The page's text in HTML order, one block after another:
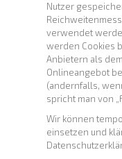
Nutzer
verwendet
werden Cookies
Anbietern als
Onlineangebot
(andernfalls,
spricht man von
Wir können
einsetzen und